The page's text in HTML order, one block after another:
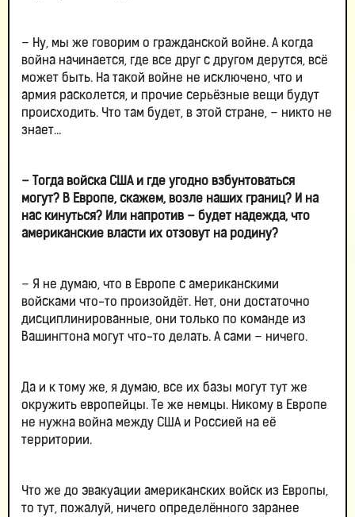
– Ну, мы же говорим о гражданской войне. А когда
война начинается, где все друг с другом дерутся, всё
может быть. На такой войне не исключено, что и
армия расколется, и прочие серьёзные вещи будут
происходить. Что там будет, в этой стране, – никто не
знает…
– Тогда войска США и где угодно взбунтоваться
могут? В Европе, скажем, возле наших границ? И на
нас кинуться? Или напротив – будет надежда, что
американские власти их отзовут на родину?
– Я не думаю, что в Европе с американскими
войсками что-то произойдёт. Нет, они достаточно
дисциплинированные, они только по команде из
Вашингтона могут что-то делать. А сами – ничего.
Да и к тому же, я думаю, все их базы могут тут же
окружить европейцы. Те же немцы. Никому в Европе
не нужна война между США и Россией на её
территории.
Что же до эвакуации американских войск из Европы,
то тут, пожалуй, ничего определённого заранее